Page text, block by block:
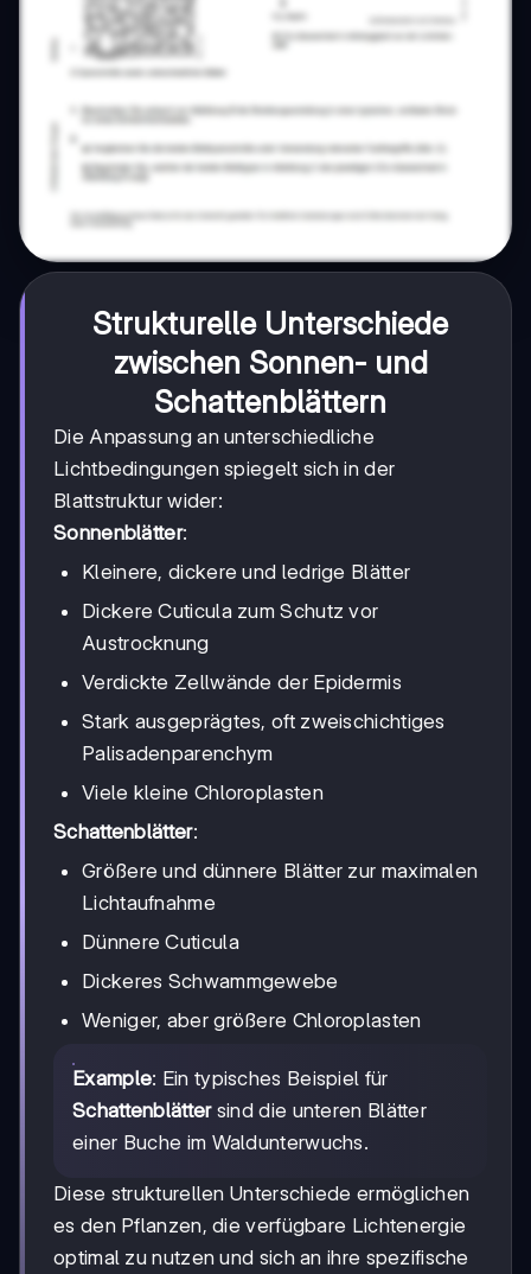
Strukturelle Unterschiede
zwischen Sonnen- und
Schattenblättern
Die Anpassung an unterschiedliche
Lichtbedingungen spiegelt sich in der
Blattstruktur wider:
Sonnenblätter:
Kleinere, dickere und ledrige Blätter
Dickere Cuticula zum Schutz vor
Austrocknung
Verdickte Zellwände der Epidermis
Stark ausgeprägtes, oft zweischichtiges
Palisadenparenchym
Viele kleine Chloroplasten
Schattenblätter:
Größere und dünnere Blätter zur maximalen
Lichtaufnahme
Dünnere Cuticula
Dickeres Schwammgewebe
Weniger, aber größere Chloroplasten
Example: Ein typisches Beispiel für
Schattenblättersind die unteren Blätter
einer Buche im Waldunterwuchs.
Diese strukturellen Unterschiede ermöglichen
es den Pflanzen, die verfügbare Lichtenergie
optimal zu nutzen und sich an ihre spezifische